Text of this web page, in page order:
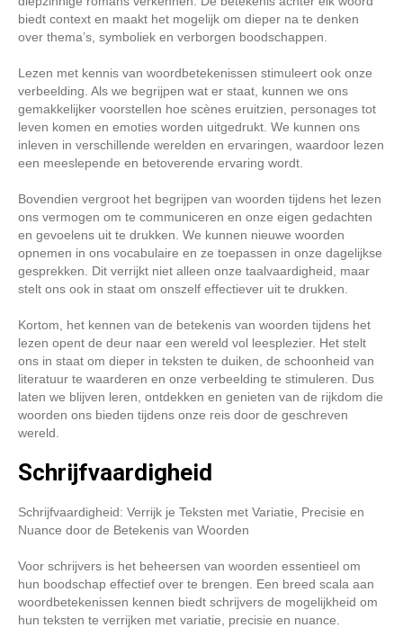
biedt context en maakt het mogelijk om dieper na te denken
over thema’s, symboliek en verborgen boodschappen.
Lezen met kennis van woordbetekenissen stimuleert ook onze
verbeelding. Als we begrijpen wat er staat, kunnen we ons
gemakkelijker voorstellen hoe scènes eruitzien, personages tot
leven komen en emoties worden uitgedrukt. We kunnen ons
inleven in verschillende werelden en ervaringen, waardoor lezen
een meeslepende en betoverende ervaring wordt.
Bovendien vergroot het begrijpen van woorden tijdens het lezen
ons vermogen om te communiceren en onze eigen gedachten
en gevoelens uit te drukken. We kunnen nieuwe woorden
opnemen in ons vocabulaire en ze toepassen in onze dagelijkse
gesprekken. Dit verrijkt niet alleen onze taalvaardigheid, maar
stelt ons ook in staat om onszelf effectiever uit te drukken.
Kortom, het kennen van de betekenis van woorden tijdens het
lezen opent de deur naar een wereld vol leesplezier. Het stelt
ons in staat om dieper in teksten te duiken, de schoonheid van
literatuur te waarderen en onze verbeelding te stimuleren. Dus
laten we blijven leren, ontdekken en genieten van de rijkdom die
woorden ons bieden tijdens onze reis door de geschreven
wereld.
Schrijfvaardigheid
Schrijfvaardigheid: Verrijk je Teksten met Variatie, Precisie en
Nuance door de Betekenis van Woorden
Voor schrijvers is het beheersen van woorden essentieel om
hun boodschap effectief over te brengen. Een breed scala aan
woordbetekenissen kennen biedt schrijvers de mogelijkheid om
hun teksten te verrijken met variatie, precisie en nuance.